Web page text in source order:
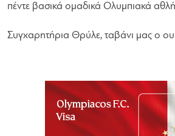
πέντε βασικά ομαδικά Ολυμπιακά
Συγχαρητήρια Θρύλε, ταβάνι μας ο